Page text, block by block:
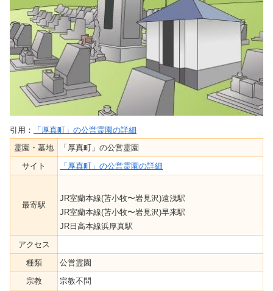
引用：
「厚真町」の公営霊園の詳細
霊園・墓地
「厚真町」の公営霊園
サイト
「厚真町」の公営霊園の詳細
最寄駅
JR室蘭本線(苫小牧〜岩見沢)遠浅駅
JR室蘭本線(苫小牧〜岩見沢)早来駅
JR日高本線浜厚真駅
アクセス
種類
公営霊園
宗教
宗教不問